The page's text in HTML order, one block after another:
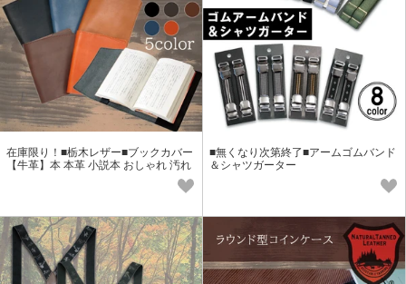
在庫限り！■栃木レザー■ブックカバー
【牛革】本 本革 小説本 おしゃれ 汚れ
■無くなり次第終了■アームゴムバンド
＆シャツガーター